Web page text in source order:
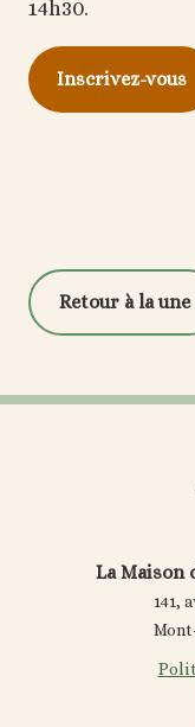
14h30.
Inscrivez-vous
Retour à la une
La Maison
141,